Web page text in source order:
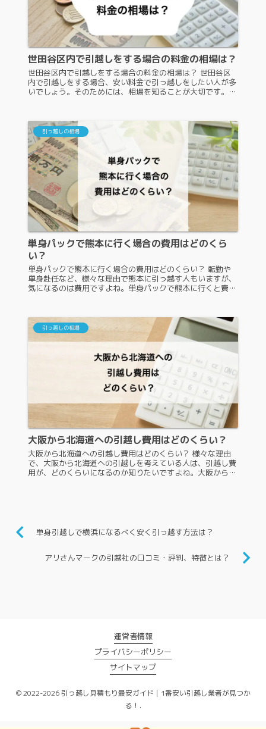
世田谷区内で引越しをする場合の料金の相場は？
世田谷区内で引越しをする場合の料金の相場は？ 世田谷区
内で引越しをする場合、安い料金で引っ越しをしたい人が多
いでしょう。そのためには、相場を知ることが大切です。相
引っ越しの相場
単身パックで熊本に行く場合の費用はどのくら
い？
単身パックで熊本に行く場合の費用はどのくらい？ 転勤や
単身赴任など、様々な理由で熊本に引っ越す人もいますが、
気になるのは費用ですよね。単身パックで熊本に行くと費用
引っ越しの相場
大阪から北海道への引越し費用はどのくらい？
大阪から北海道への引越し費用はどのくらい？ 様々な理由
で、大阪から北海道への引越しを考えている人は、引越し費
用が、どのくらいになるのか知りたいですよね。大阪から北
単身引越しで横浜になるべく安く引っ越す方法は？
アリさんマークの引越社の口コミ・評判、特徴とは？
運営者情報
プライバシーポリシー
サイトマップ
© 2022-2026 引っ越し見積もり最安ガイド｜1番安い引越し業者が見つか
る！.